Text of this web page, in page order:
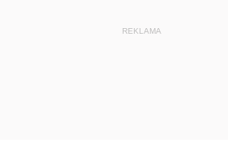
REKLAMA